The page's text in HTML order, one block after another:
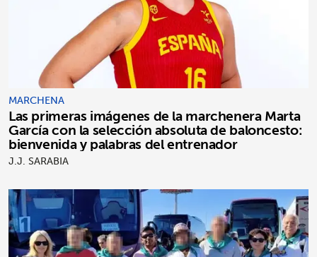
MARCHENA
Las primeras imágenes de la marchenera Marta
García con la selección absoluta de baloncesto:
bienvenida y palabras del entrenador
J.J. SARABIA